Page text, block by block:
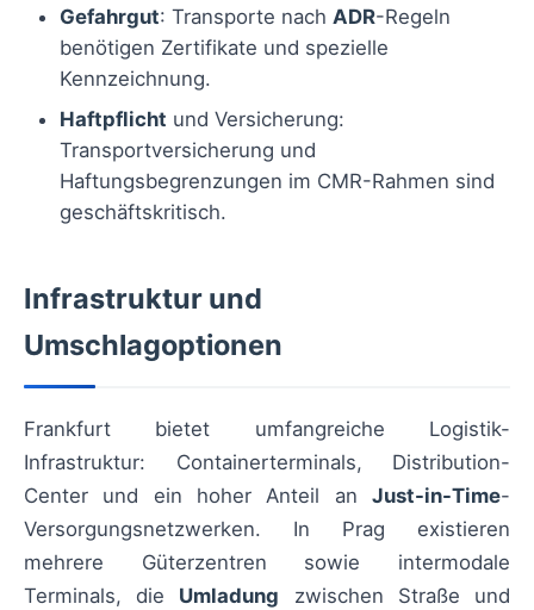
Gefahrgut: Transporte nach ADR-Regeln
benötigen Zertifikate und spezielle
Kennzeichnung.
Haftpflicht und Versicherung:
Transportversicherung und
Haftungsbegrenzungen im CMR-Rahmen sind
geschäftskritisch.
Infrastruktur und
Umschlagoptionen
Frankfurt bietet umfangreiche Logistik-
Infrastruktur: Containerterminals, Distribution-
Center und ein hoher Anteil an Just-in-Time-
Versorgungsnetzwerken. In Prag existieren
mehrere Güterzentren sowie intermodale
Terminals, die Umladung zwischen Straße und